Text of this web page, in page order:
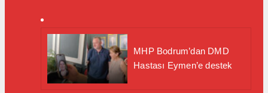
MHP Bodrum’dan DMD
Hastası Eymen’e destek